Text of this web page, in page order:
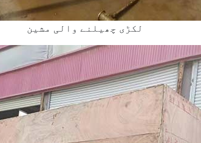
لکڑی چھیلنے والی مشین